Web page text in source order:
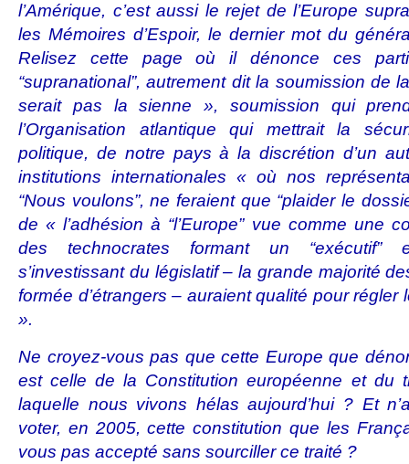
l’Amérique, c’est aussi le rejet de l’Europe
les Mémoires d’Espoir, le dernier mot du
Relisez cette page où il dénonce ces
“supranational”, autrement dit la soumission de
serait pas la sienne », soumission qui
l’Organisation atlantique qui mettrait la
politique, de notre pays à la discrétion d’un
institutions internationales « où nos
“Nous voulons”, ne feraient que “plaider le
de « l’adhésion à “l’Europe” vue comme une
des technocrates formant un “exécutif”
s’investissant du législatif – la grande majorité
formée d’étrangers – auraient qualité pour
».
Ne croyez-vous pas que cette Europe que
est celle de la Constitution européenne et du
laquelle nous vivons hélas aujourd’hui ? Et
voter, en 2005, cette constitution que les
vous pas accepté sans sourciller ce traité ?